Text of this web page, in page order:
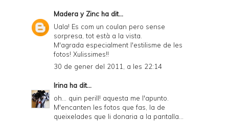
Madera y Zinc ha dit...
Uala! Es com un coulan pero sense
sorpresa, tot està a la vista.
M'agrada especialment l'estilisme de les
fotos! Xulissimes!!
30 de gener del 2011, a les 22:14
Irina ha dit...
oh... quin perill! aquesta me l'apunto.
M'encanten les fotos que fas, la de
queixelades que li donaria a la pantalla...